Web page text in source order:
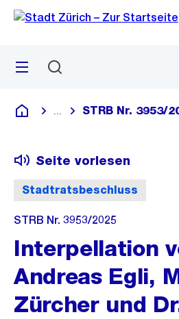
Navigation
Sprunglink
Menü
Deutsch
Blende alle Breadcrumbs ein
STRB Nr. 3953/
Stadtratsbeschluss
Seite vorlesen
STRB Nr. 3953/2025
Interpellation
Andreas Egli,
Zürcher und